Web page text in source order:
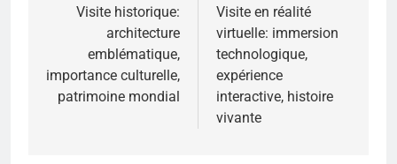
navigation
Visite historique:
architecture
emblématique,
importance culturelle,
patrimoine mondial
Visite en réalité
virtuelle: immersion
technologique,
expérience
interactive, histoire
vivante